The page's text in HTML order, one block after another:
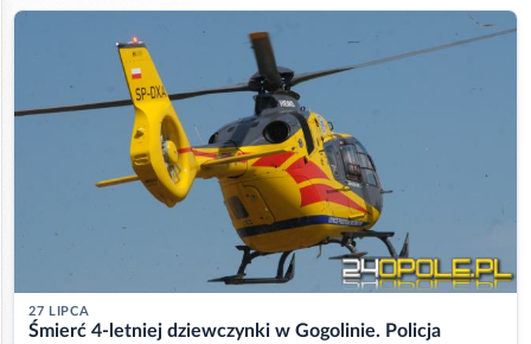
27 LIPCA
Śmierć 4-letniej dziewczynki w Gogolinie. Policja